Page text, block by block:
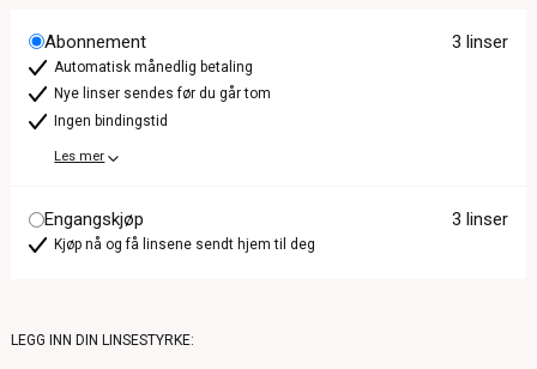
Abonnement 3 linser
Automatisk månedlig betaling
Nye linser sendes før du går tom
Ingen bindingstid
Les mer
Engangskjøp 3 linser
Kjøp nå og få linsene sendt hjem til deg
LEGG INN DIN LINSESTYRKE: